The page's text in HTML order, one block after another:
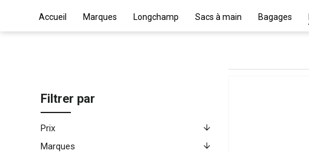
Accueil Marques Longchamp Sacs à main Bagages
Filtrer par
Prix
Marques